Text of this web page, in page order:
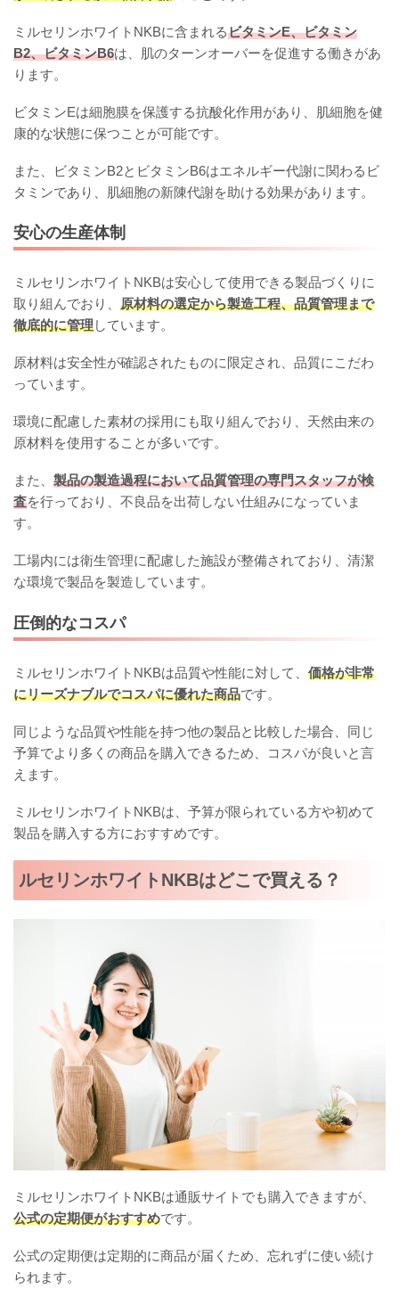
ミルセリンホワイトNKBに含まれるビタミンE、ビタミン
B2、ビタミンB6は、肌のターンオーバーを促進する働きがあ
ります。
ビタミンEは細胞膜を保護する抗酸化作用があり、肌細胞を健
康的な状態に保つことが可能です。
また、ビタミンB2とビタミンB6はエネルギー代謝に関わるビ
タミンであり、肌細胞の新陳代謝を助ける効果があります。
安心の生産体制
ミルセリンホワイトNKBは安心して使用できる製品づくりに
取り組んでおり、 原材料の選定から製造工程、品質管理まで
徹底的に管理しています。
原材料は安全性が確認されたものに限定され、品質にこだわ
っています。
環境に配慮した素材の採用にも取り組んでおり、天然由来の
原材料を使用することが多いです。
また、 製品の製造過程において品質管理の専門スタッフが検
査を行っており、不良品を出荷しない仕組みになっていま
す。
工場内には衛生管理に配慮した施設が整備されており、清潔
な環境で製品を製造しています。
圧倒的なコスパ
ミルセリンホワイトNKBは品質や性能に対して、 価格が非常
にリーズナブルでコスパに優れた商品です。
同じような品質や性能を持つ他の製品と比較した場合、同じ
予算でより多くの商品を購入できるため、コスパが良いと言
えます。
ミルセリンホワイトNKBは、予算が限られている方や初めて
製品を購入する方におすすめです。
ルセリンホワイトNKBはどこで買える？
ミルセリンホワイトNKBは通販サイトでも購入できますが、
公式の定期便がおすすめです。
公式の定期便は定期的に商品が届くため、忘れずに使い続け
られます。